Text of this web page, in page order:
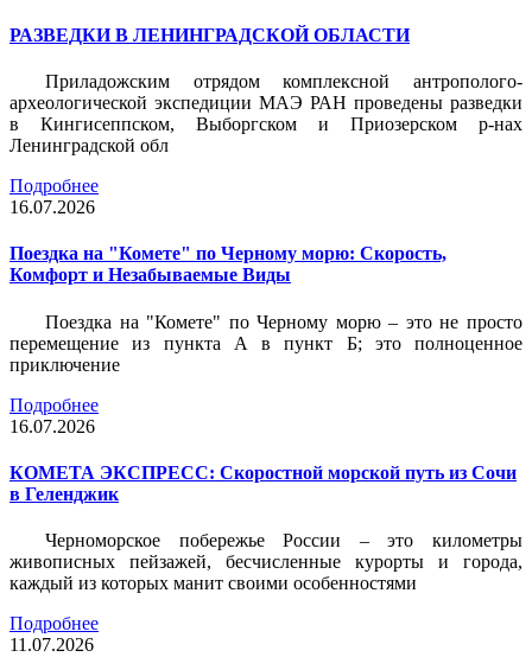
РАЗВЕДКИ В ЛЕНИНГРАДСКОЙ ОБЛАСТИ
Приладожским отрядом комплексной антрополого-
археологической экспедиции МАЭ РАН проведены разведки
в Кингисеппском, Выборгском и Приозерском р-нах
Ленинградской обл
Подробнее
16.07.2026
Поездка на "Комете" по Черному морю: Скорость,
Комфорт и Незабываемые Виды
Поездка на "Комете" по Черному морю – это не просто
перемещение из пункта А в пункт Б; это полноценное
приключение
Подробнее
16.07.2026
КОМЕТА ЭКСПРЕСС: Скоростной морской путь из Сочи
в Геленджик
Черноморское побережье России – это километры
живописных пейзажей, бесчисленные курорты и города,
каждый из которых манит своими особенностями
Подробнее
11.07.2026